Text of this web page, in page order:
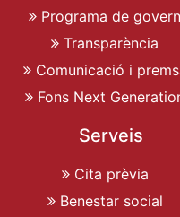
Programa de govern
Transparència
Comunicació i
Fons Next
Serveis
Cita prèvia
Benestar social